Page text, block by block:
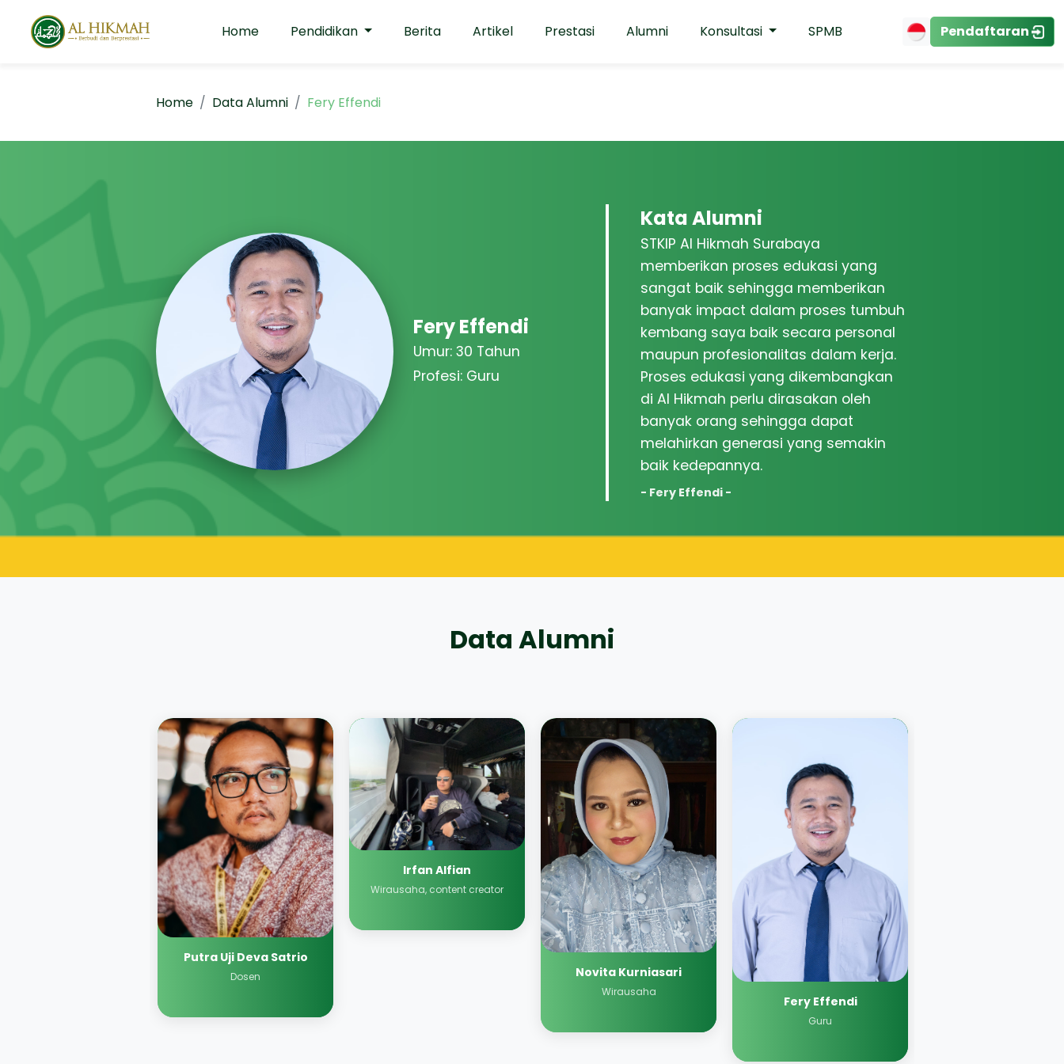
Home Pendidikan Berita Artikel Prestasi Alumni Konsultasi SPMB Pendaftaran
Home Data Alumni Fery Effendi
Fery Effendi
Umur: 30 Tahun
Profesi: Guru
Kata Alumni
STKIP Al Hikmah Surabaya
memberikan proses edukasi yang
sangat baik sehingga memberikan
banyak impact dalam proses tumbuh
kembang saya baik secara personal
maupun profesionalitas dalam kerja.
Proses edukasi yang dikembangkan
di Al Hikmah perlu dirasakan oleh
banyak orang sehingga dapat
melahirkan generasi yang semakin
baik kedepannya.
- Fery Effendi -
Data Alumni
Putra Uji Deva Satrio
Dosen
Irfan Alfian
Wirausaha, content creator
Novita Kurniasari
Wirausaha
Fery Effendi
Guru